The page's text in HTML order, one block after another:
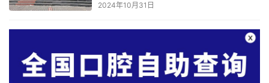
2024年10月31日